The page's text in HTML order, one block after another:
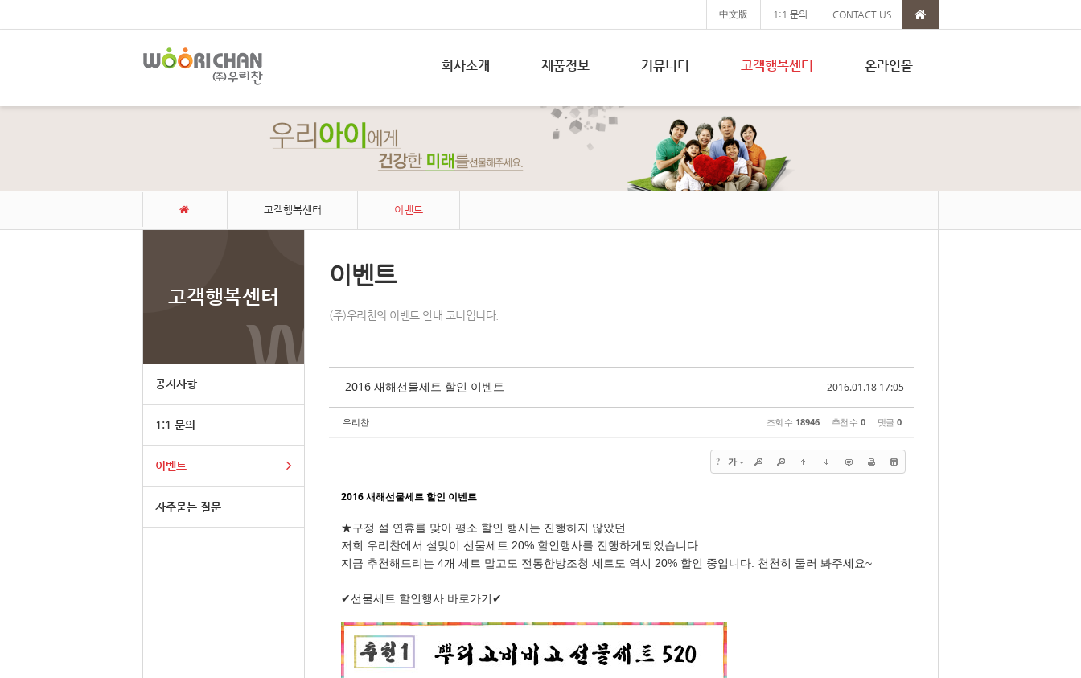
中文版 1:1 문의 CONTACT US
회사소개 제품정보 커뮤니티 고객행복센터 온라인몰
고객행복센터 이벤트
고객행복센터
공지사항
1:1 문의
이벤트
자주묻는 질문
이벤트
(주)우리찬의 이벤트 안내 코너입니다.
2016.01.18 17:05
2016 새해선물세트 할인 이벤트
우리찬 조회 수 18946 추천 수 0 댓글 0
? 가
2016 새해선물세트 할인 이벤트
★구정 설 연휴를 맞아 평소 할인 행사는 진행하지 않았던
저희 우리찬에서 설맞이 선물세트 20% 할인행사를 진행하게되었습니다.
지금 추천해드리는 4개 세트 말고도 전통한방조청 세트도 역시 20% 할인 중입니다. 천천히 둘러 봐주세요~
✔선물세트 할인행사 바로가기✔
Sketchbook5, 스케치북5
Sketchbook5, 스케치북5
Sketchbook5, 스케치북5
Sketchbook5, 스케치북5